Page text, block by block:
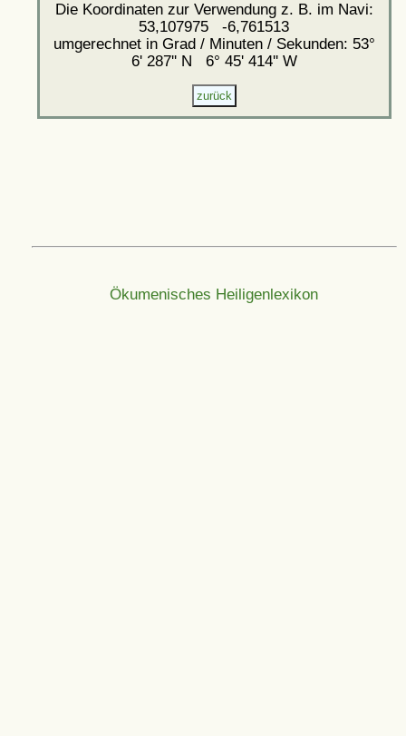
Die Koordinaten zur Verwendung z. B. im Navi:
53,107975 -6,761513
umgerechnet in Grad / Minuten / Sekunden: 53°
6' 287'' N 6° 45' 414'' W
Ökumenisches Heiligenlexikon